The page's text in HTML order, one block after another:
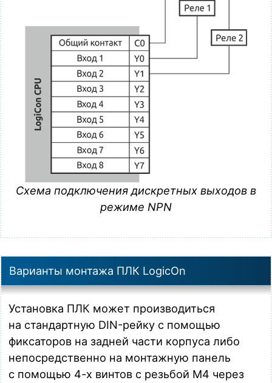
Схема подключения дискретных выходов в
режиме NPN
Варианты монтажа ПЛК LogicOn
Установка ПЛК может производиться
на стандартную DIN-рейку с помощью
фиксаторов на задней части корпуса либо
непосредственно на монтажную панель
с помощью 4-х винтов с резьбой М4 через